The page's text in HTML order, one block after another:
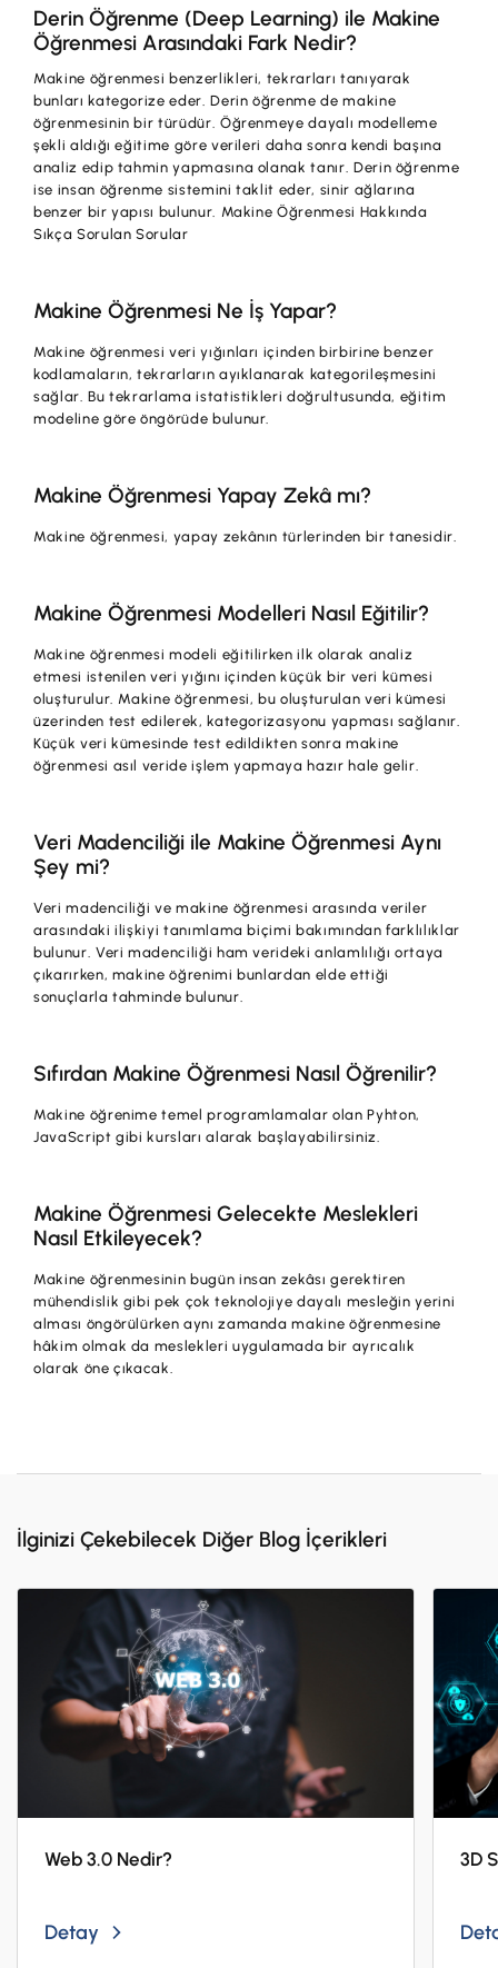
Derin Öğrenme (Deep Learning) ile Makine
Öğrenmesi Arasındaki Fark Nedir?
Makine öğrenmesi benzerlikleri, tekrarları tanıyarak
bunları kategorize eder. Derin öğrenme de makine
öğrenmesinin bir türüdür. Öğrenmeye dayalı modelleme
şekli aldığı eğitime göre verileri daha sonra kendi başına
analiz edip tahmin yapmasına olanak tanır. Derin öğrenme
ise insan öğrenme sistemini taklit eder, sinir ağlarına
benzer bir yapısı bulunur. Makine Öğrenmesi Hakkında
Sıkça Sorulan Sorular
Makine Öğrenmesi Ne İş Yapar?
Makine öğrenmesi veri yığınları içinden birbirine benzer
kodlamaların, tekrarların ayıklanarak kategorileşmesini
sağlar. Bu tekrarlama istatistikleri doğrultusunda, eğitim
modeline göre öngörüde bulunur.
Makine Öğrenmesi Yapay Zekâ mı?
Makine öğrenmesi, yapay zekânın türlerinden bir tanesidir.
Makine Öğrenmesi Modelleri Nasıl Eğitilir?
Makine öğrenmesi modeli eğitilirken ilk olarak analiz
etmesi istenilen veri yığını içinden küçük bir veri kümesi
oluşturulur. Makine öğrenmesi, bu oluşturulan veri kümesi
üzerinden test edilerek, kategorizasyonu yapması sağlanır.
Küçük veri kümesinde test edildikten sonra makine
öğrenmesi asıl veride işlem yapmaya hazır hale gelir.
Veri Madenciliği ile Makine Öğrenmesi Aynı
Şey mi?
Veri madenciliği ve makine öğrenmesi arasında veriler
arasındaki ilişkiyi tanımlama biçimi bakımından farklılıklar
bulunur. Veri madenciliği ham verideki anlamlılığı ortaya
çıkarırken, makine öğrenimi bunlardan elde ettiği
sonuçlarla tahminde bulunur.
Sıfırdan Makine Öğrenmesi Nasıl Öğrenilir?
Makine öğrenime temel programlamalar olan Pyhton,
JavaScript gibi kursları alarak başlayabilirsiniz.
Makine Öğrenmesi Gelecekte Meslekleri
Nasıl Etkileyecek?
Makine öğrenmesinin bugün insan zekâsı gerektiren
mühendislik gibi pek çok teknolojiye dayalı mesleğin yerini
alması öngörülürken aynı zamanda makine öğrenmesine
hâkim olmak da meslekleri uygulamada bir ayrıcalık
olarak öne çıkacak.
İlginizi Çekebilecek Diğer Blog İçerikleri
Web 3.0 Nedir?
Detay
3D